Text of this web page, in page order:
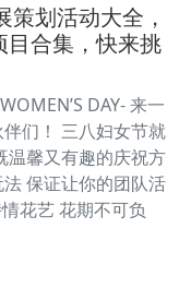
划活动大全，
目合集，快来挑
DAY- 来一
们！ 三八妇女节就
温馨又有趣的庆祝方
保证让你的团队活
花艺 花期不可负